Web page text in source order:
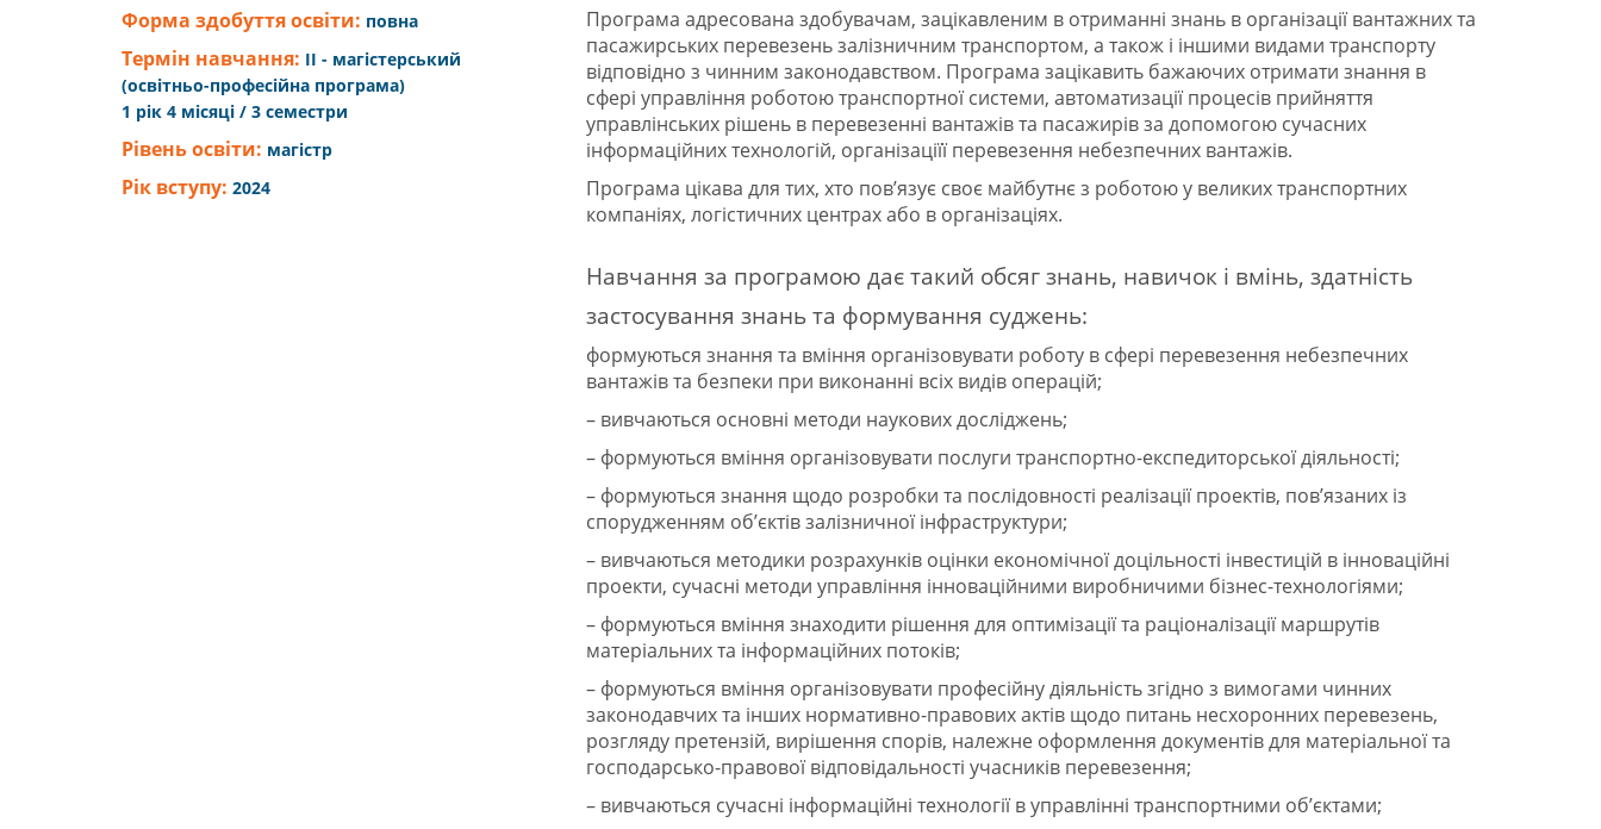
Форма здобуття освіти: повна
Термін навчання: ІІ - магістерський
(освітньо-професійна програма)
1 рік 4 місяці / 3 семестри
Рівень освіти: магістр
Рік вступу: 2024
Програма адресована здобувачам, зацікавленим в отриманні знань в організації вантажних та
пасажирських перевезень залізничним транспортом, а також і іншими видами транспорту
відповідно з чинним законодавством. Програма зацікавить бажаючих отримати знання в
сфері управління роботою транспортної системи, автоматизації процесів прийняття
управлінських рішень в перевезенні вантажів та пасажирів за допомогою сучасних
інформаційних технологій, організаціїї перевезення небезпечних вантажів.
Програма цікава для тих, хто пов’язує своє майбутнє з роботою у великих транспортних
компаніях, логістичних центрах або в організаціях.
Навчання за програмою дає такий обсяг знань, навичок і вмінь, здатність
застосування знань та формування суджень:
формуються знання та вміння організовувати роботу в сфері перевезення небезпечних
вантажів та безпеки при виконанні всіх видів операцій;
– вивчаються основні методи наукових досліджень;
– формуються вміння організовувати послуги транспортно-експедиторської діяльності;
– формуються знання щодо розробки та послідовності реалізації проектів, пов’язаних із
спорудженням об’єктів залізничної інфраструктури;
– вивчаються методики розрахунків оцінки економічної доцільності інвестицій в інноваційні
проекти, сучасні методи управління інноваційними виробничими бізнес-технологіями;
– формуються вміння знаходити рішення для оптимізації та раціоналізації маршрутів
матеріальних та інформаційних потоків;
– формуються вміння організовувати професійну діяльність згідно з вимогами чинних
законодавчих та інших нормативно-правових актів щодо питань несхоронних перевезень,
розгляду претензій, вирішення спорів, належне оформлення документів для матеріальної та
господарсько-правової відповідальності учасників перевезення;
– вивчаються сучасні інформаційні технології в управлінні транспортними обʼєктами;